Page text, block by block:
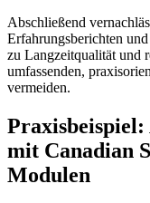
Abschließend
Erfahrungsberichten
zu Langzeitqualität und
umfassenden,
vermeiden.
Praxisbeispiel:
mit Canadian
Modulen